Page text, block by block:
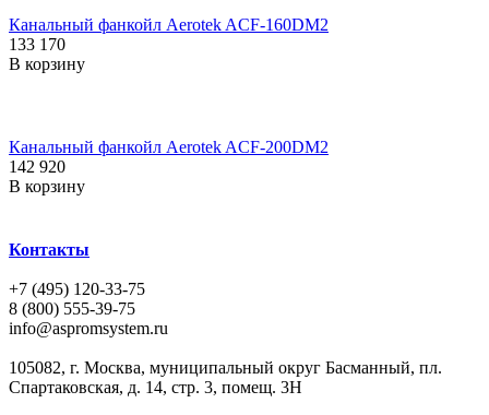
Канальный фанкойл Aerotek ACF-160DM2
133 170
В корзину
Канальный фанкойл Aerotek ACF-200DM2
142 920
В корзину
Контакты
+7 (495) 120-33-75
8 (800) 555-39-75
info@aspromsystem.ru
105082, г. Москва, муниципальный округ Басманный, пл.
Спартаковская, д. 14, стр. 3, помещ. 3Н